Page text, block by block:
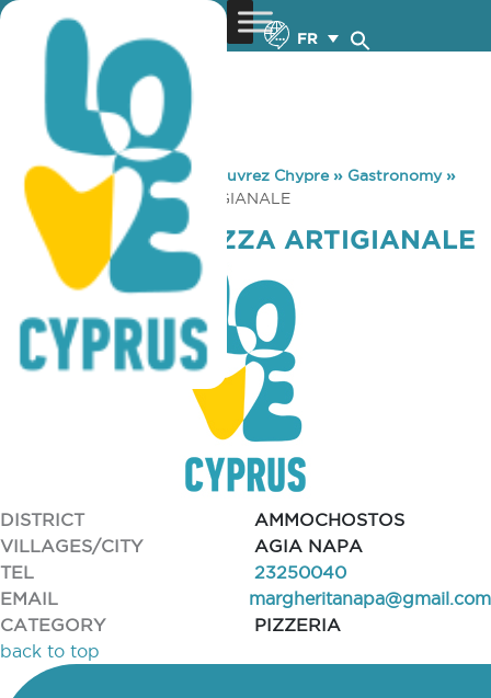
FR
You are here: Home »Découvrez Chypre» Gastronomy»
MARGHERITA PIZZA ARTIGIANALE
MARGHERITA PIZZA ARTIGIANALE
DISTRICT
AMMOCHOSTOS
VILLAGES/CITY
AGIA NAPA
TEL
23250040
EMAIL
margheritanapa@gmail.com
CATEGORY
PIZZERIA
back to top